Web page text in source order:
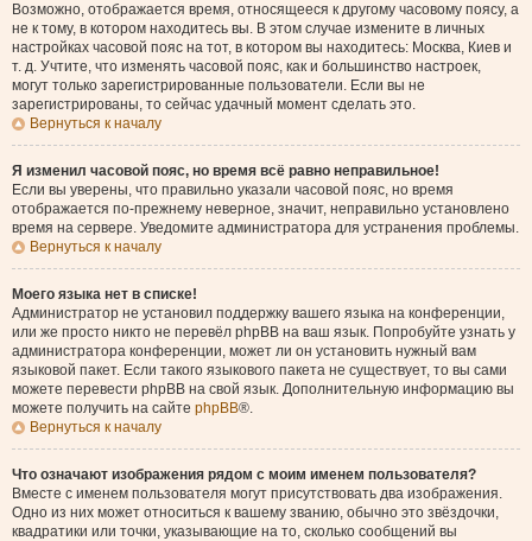
Возможно, отображается время, относящееся к другому часовому поясу, а
не к тому, в котором находитесь вы. В этом случае измените в личных
настройках часовой пояс на тот, в котором вы находитесь: Москва, Киев и
т. д. Учтите, что изменять часовой пояс, как и большинство настроек,
могут только зарегистрированные пользователи. Если вы не
зарегистрированы, то сейчас удачный момент сделать это.
Вернуться к началу
Я изменил часовой пояс, но время всё равно неправильное!
Если вы уверены, что правильно указали часовой пояс, но время
отображается по-прежнему неверное, значит, неправильно установлено
время на сервере. Уведомите администратора для устранения проблемы.
Вернуться к началу
Моего языка нет в списке!
Администратор не установил поддержку вашего языка на конференции,
или же просто никто не перевёл phpBB на ваш язык. Попробуйте узнать у
администратора конференции, может ли он установить нужный вам
языковой пакет. Если такого языкового пакета не существует, то вы сами
можете перевести phpBB на свой язык. Дополнительную информацию вы
можете получить на сайте phpBB®.
Вернуться к началу
Что означают изображения рядом с моим именем пользователя?
Вместе с именем пользователя могут присутствовать два изображения.
Одно из них может относиться к вашему званию, обычно это звёздочки,
квадратики или точки, указывающие на то, сколько сообщений вы